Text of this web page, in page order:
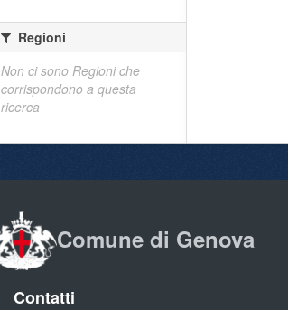
Regioni
Non ci sono Regioni che
corrispondono a questa
ricerca
Comune di Genova
Contatti